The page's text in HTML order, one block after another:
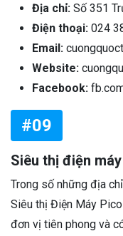
Địa chỉ: Số 351
Điện thoại: 024
Email:
Website:
Facebook:
#09
Siêu thị điện
Trong số những địa
Siêu thị Điện Máy
đơn vị tiên phong và